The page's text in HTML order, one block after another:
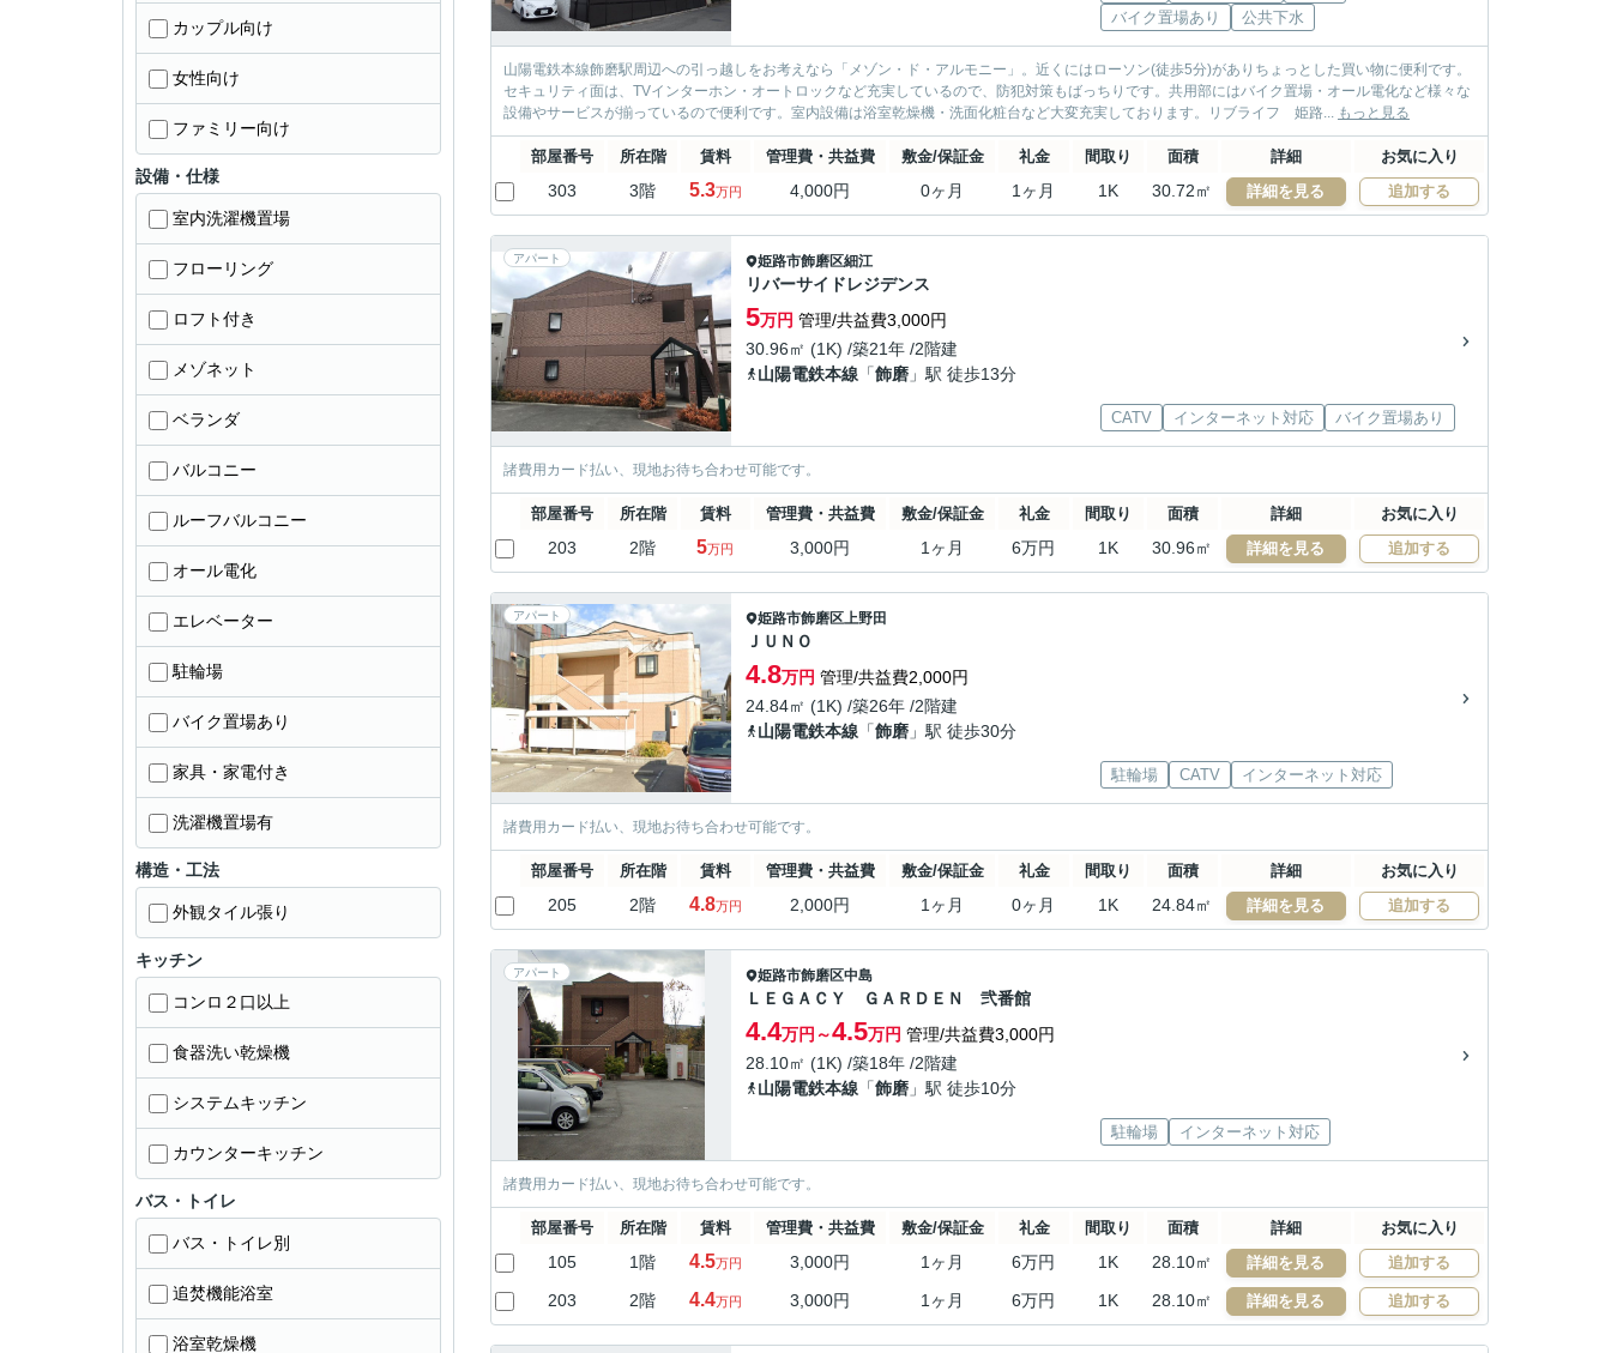
バイク置場あり
公共下水
山陽電鉄本線飾磨駅周辺への引っ越しをお考えなら「メゾン・ド・アルモニー」。近くにはローソン(徒歩5分)がありちょっとした買い物に便利です。
セキュリティ面は、TVインターホン・オートロックなど充実しているので、防犯対策もばっちりです。共用部にはバイク置場・オール電化など様々な
設備やサービスが揃っているので便利です。室内設備は浴室乾燥機・洗面化粧台など大変充実しております。リブライフ 姫路... もっと見る
部屋番号 所在階 賃料 管理費・共益費 敷金/保証金 礼金 間取り 面積 詳細 お気に入り
303 3階 5.3万円 4,000円 0ヶ月 1ヶ月 1K 30.72㎡ 詳細を見る 追加する
アパート 姫路市飾磨区細江
リバーサイドレジデンス
5万円 管理/共益費3,000円
30.96㎡ (1K) /築21年 /2階建
山陽電鉄本線 「飾磨 」駅 徒歩13分
CATV インターネット対応 バイク置場あり
諸費用カード払い、現地お待ち合わせ可能です。
部屋番号 所在階 賃料 管理費・共益費 敷金/保証金 礼金 間取り 面積 詳細 お気に入り
203 2階 5万円 3,000円 1ヶ月 6万円 1K 30.96㎡ 詳細を見る 追加する
アパート 姫路市飾磨区上野田
ＪＵＮＯ
4.8万円 管理/共益費2,000円
24.84㎡ (1K) /築26年 /2階建
山陽電鉄本線 「飾磨 」駅 徒歩30分
駐輪場 CATV インターネット対応
諸費用カード払い、現地お待ち合わせ可能です。
部屋番号 所在階 賃料 管理費・共益費 敷金/保証金 礼金 間取り 面積 詳細 お気に入り
205 2階 4.8万円 2,000円 1ヶ月 0ヶ月 1K 24.84㎡ 詳細を見る 追加する
アパート 姫路市飾磨区中島
ＬＥＧＡＣＹ ＧＡＲＤＥＮ 弐番館
4.4万円～4.5万円 管理/共益費3,000円
28.10㎡ (1K) /築18年 /2階建
山陽電鉄本線 「飾磨 」駅 徒歩10分
駐輪場 インターネット対応
諸費用カード払い、現地お待ち合わせ可能です。
部屋番号 所在階 賃料 管理費・共益費 敷金/保証金 礼金 間取り 面積 詳細 お気に入り
105 1階 4.5万円 3,000円 1ヶ月 6万円 1K 28.10㎡ 詳細を見る 追加する
203 2階 4.4万円 3,000円 1ヶ月 6万円 1K 28.10㎡ 詳細を見る 追加する
カップル向け
女性向け
ファミリー向け
設備・仕様
室内洗濯機置場
フローリング
ロフト付き
メゾネット
ベランダ
バルコニー
ルーフバルコニー
オール電化
エレベーター
駐輪場
バイク置場あり
家具・家電付き
洗濯機置場有
構造・工法
外観タイル張り
キッチン
コンロ２口以上
食器洗い乾燥機
システムキッチン
カウンターキッチン
バス・トイレ
バス・トイレ別
追焚機能浴室
浴室乾燥機